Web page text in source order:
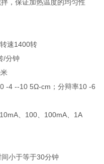
，保证加热温度的均匀性
速1400转
/分钟
-4 --10 5Ω-cm；分辩率10 -6
、100、100mA、1A
小于等于30分钟